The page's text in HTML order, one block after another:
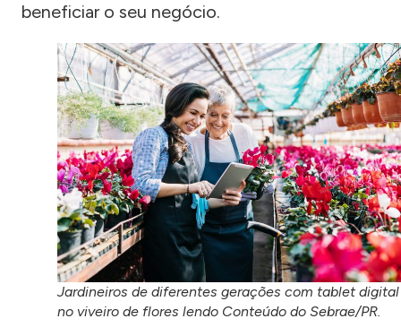
beneficiar o seu negócio.
Jardineiros de diferentes gerações com tablet digital
no viveiro de flores lendo Conteúdo do Sebrae/PR.